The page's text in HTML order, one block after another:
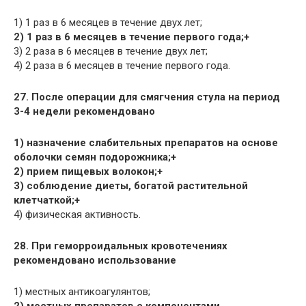
1) 1 раз в 6 месяцев в течение двух лет;
2) 1 раз в 6 месяцев в течение первого года;+
3) 2 раза в 6 месяцев в течение двух лет;
4) 2 раза в 6 месяцев в течение первого года.
27. После операции для смягчения стула на период
3-4 недели рекомендовано
1) назначение слабительных препаратов на основе
оболочки семян подорожника;+
2) прием пищевых волокон;+
3) соблюдение диеты, богатой растительной
клетчаткой;+
4) физическая активность.
28. При геморроидальных кровотечениях
рекомендовано использование
1) местных антикоагулянтов;